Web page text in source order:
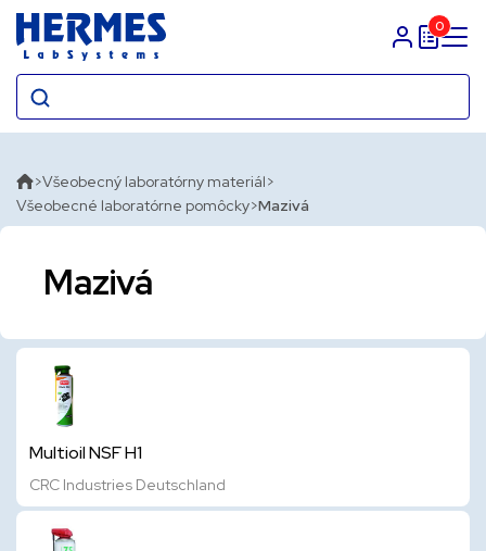
Prihlasit sa
0
Všeobecný laboratórny materiál
Všeobecné laboratórne pomôcky Mazivá
Mazivá
Multioil NSF H1
CRC Industries Deutschland